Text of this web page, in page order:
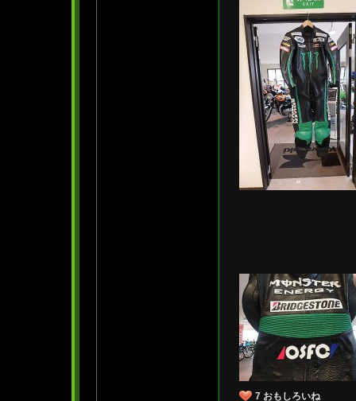
7 おもしろいね